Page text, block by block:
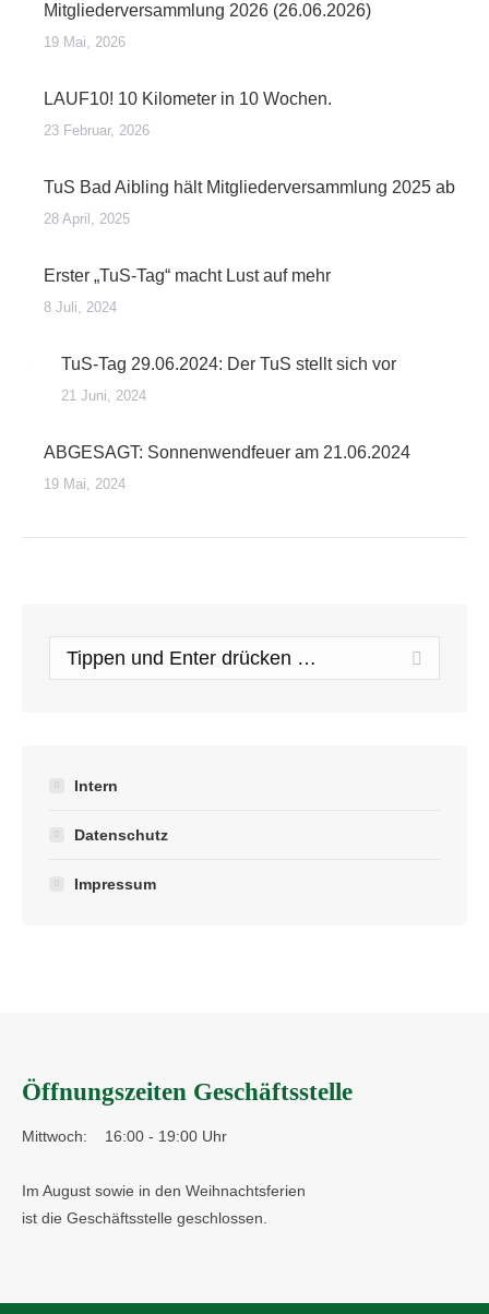
Mitgliederversammlung 2026 (26.06.2026)
19 Mai, 2026
LAUF10! 10 Kilometer in 10 Wochen.
23 Februar, 2026
TuS Bad Aibling hält Mitgliederversammlung 2025 ab
28 April, 2025
Erster „TuS-Tag“ macht Lust auf mehr
8 Juli, 2024
TuS-Tag 29.06.2024: Der TuS stellt sich vor
21 Juni, 2024
ABGESAGT: Sonnenwendfeuer am 21.06.2024
19 Mai, 2024
Search:
Intern
Datenschutz
Impressum
Öffnungszeiten Geschäftsstelle
Mittwoch: 16:00 - 19:00 Uhr
Im August sowie in den Weihnachtsferien
ist die Geschäftsstelle geschlossen.